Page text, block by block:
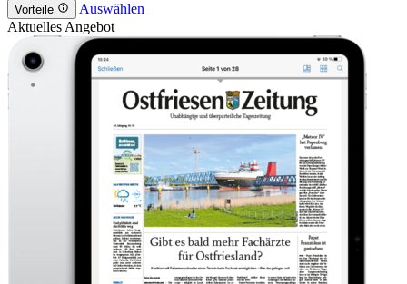
Vorteile
Auswählen
Aktuelles Angebot